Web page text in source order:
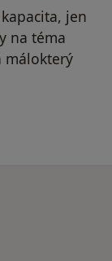
jen
na téma
málokterý